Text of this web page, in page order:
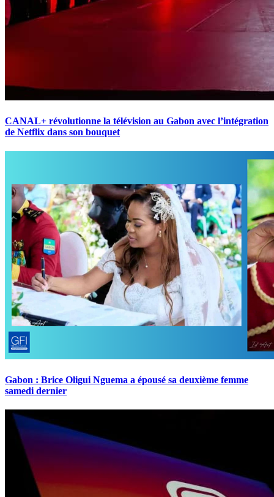
CANAL+ révolutionne la télévision au Gabon avec l’intégration
de Netflix dans son bouquet
Gabon : Brice Oligui Nguema a épousé sa deuxième femme
samedi dernier